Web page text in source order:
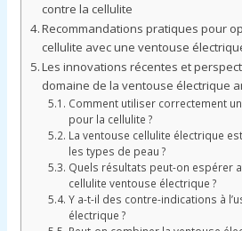
contre la cellulite
Recommandations pratiques pour
cellulite avec une ventouse
Les innovations récentes et
domaine de la ventouse électrique
Comment utiliser correctement
pour la cellulite ?
La ventouse cellulite électrique
les types de peau ?
Quels résultats peut-on espérer
cellulite ventouse électrique ?
Y a-t-il des contre-indications à
électrique ?